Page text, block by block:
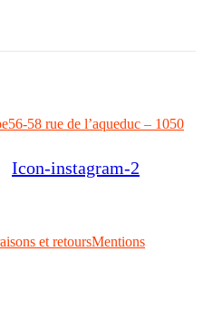
56-58 rue de l’aqueduc – 1050
Icon-instagram-2
et retoursMentions